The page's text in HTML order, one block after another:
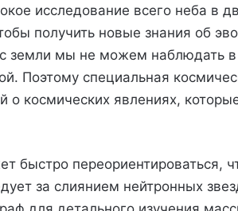
исследование всего неба в
получить новые знания об
земли мы не можем наблюдать в
Поэтому специальная
о космических явлениях,
быстро переориентироваться,
за слиянием нейтронных